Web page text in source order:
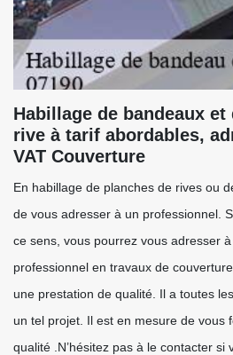
Habillage de bandeaux et
rive à tarif abordables,
VAT Couverture
En habillage de planches de rives ou
de vous adresser à un professionnel.
ce sens, vous pourrez vous adresser à
professionnel en travaux de
une prestation de qualité. Il a toutes
un tel projet. Il est en mesure de vous
qualité .N’hésitez pas à le contacter si